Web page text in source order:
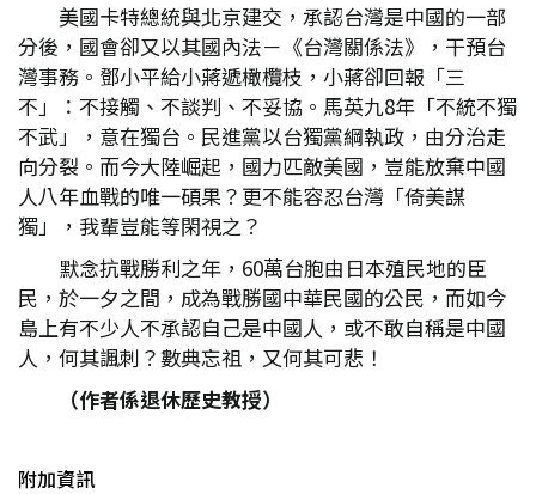
美國卡特總統與北京建交，承認台灣是中國的一部
分後，國會卻又以其國內法－《台灣關係法》，干預台
灣事務。鄧小平給小蔣遞橄欖枝，小蔣卻回報「三
不」：不接觸、不談判、不妥協。馬英九8年「不統不獨
不武」，意在獨台。民進黨以台獨黨綱執政，由分治走
向分裂。而今大陸崛起，國力匹敵美國，豈能放棄中國
人八年血戰的唯一碩果？更不能容忍台灣「倚美謀
獨」，我輩豈能等閑視之？
默念抗戰勝利之年，60萬台胞由日本殖民地的臣
民，於一夕之間，成為戰勝國中華民國的公民，而如今
島上有不少人不承認自己是中國人，或不敢自稱是中國
人，何其諷刺？數典忘祖，又何其可悲！
（作者係退休歷史教授）
附加資訊